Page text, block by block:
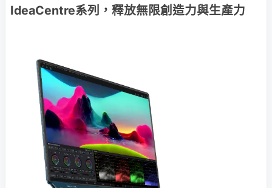
IdeaCentre系列，釋放無限創造力與生產力